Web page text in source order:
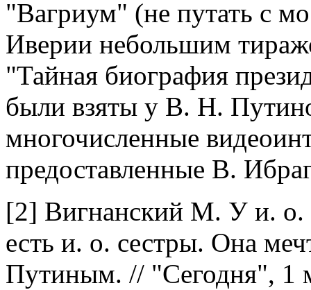
"Вагриум" (не путать с
Иверии небольшим
"Тайная биография
были взяты у В. Н.
многочисленные
предоставленные В.
[2] Вигнанский М. У и. о.
есть и. о. сестры. Она
Путиным. // "Сегодня", 1